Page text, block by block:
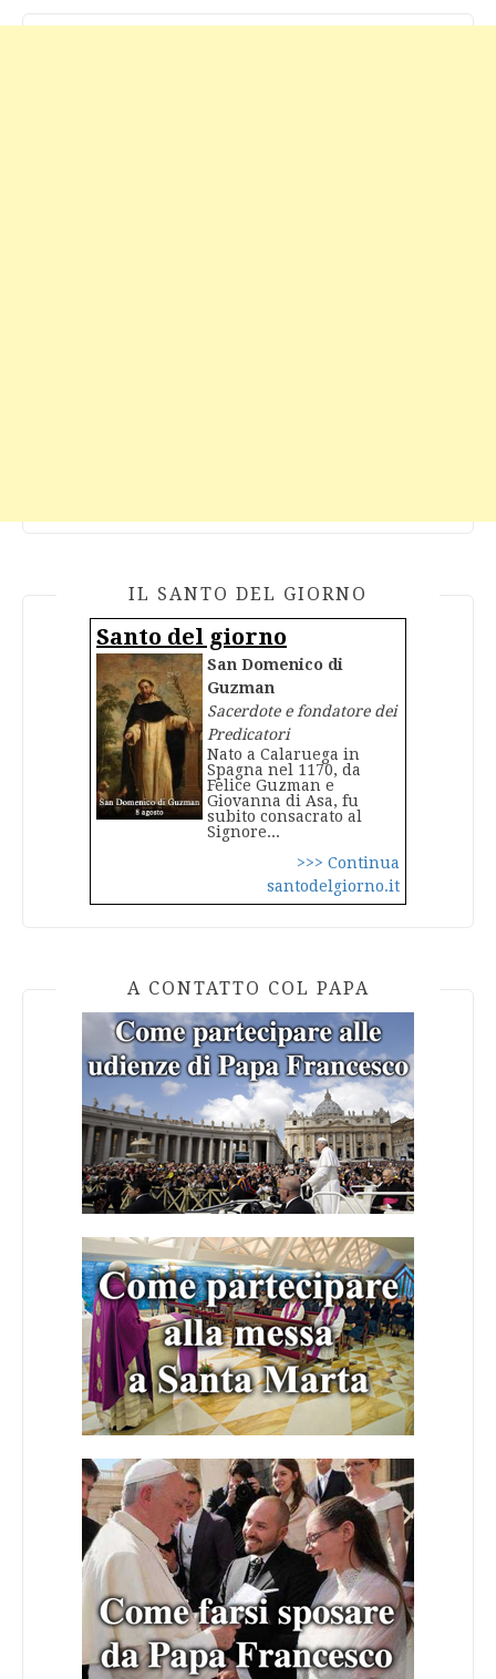
IL SANTO DEL GIORNO
Santo del giorno
San Domenico di
Guzman
Sacerdote e fondatore dei
Predicatori
Nato a Calaruega in
Spagna nel 1170, da
Felice Guzman e
Giovanna di Asa, fu
subito consacrato al
Signore...
>>> Continua
santodelgiorno.it
A CONTATTO COL PAPA